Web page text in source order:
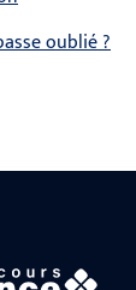
oublié ?